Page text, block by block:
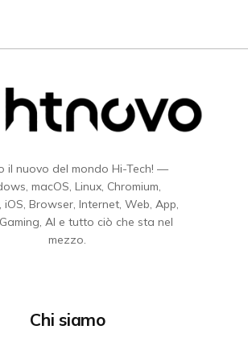
il nuovo del mondo Hi-Tech! —
macOS, Linux, Chromium,
Browser, Internet, Web, App,
AI e tutto ciò che sta nel
mezzo.
Chi siamo